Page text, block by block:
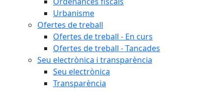
Urbanisme
Ofertes de treball
Ofertes de treball - En curs
Ofertes de treball - Tancades
Seu electrònica i transparència
Seu electrònica
Transparència